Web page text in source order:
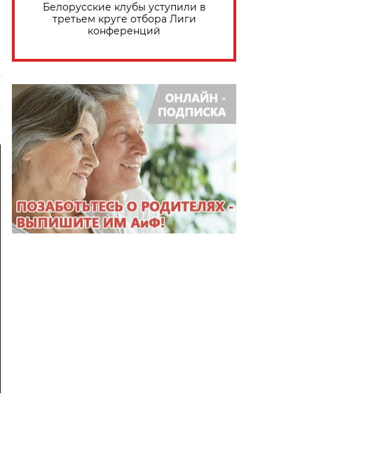
Белорусские клубы уступили в
третьем круге отбора Лиги
конференций